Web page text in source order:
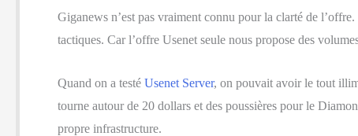
Giganews n’est pas vraiment connu pour la clarté de
tactiques. Car l’offre Usenet seule nous propose des
Quand on a testé Usenet Server, on pouvait avoir le tout
tourne autour de 20 dollars et des poussières pour le
propre infrastructure.